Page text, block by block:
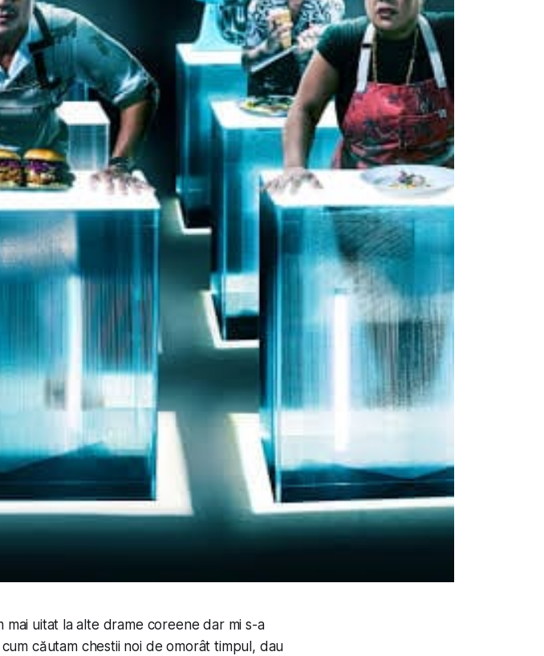
mai uitat la alte drame coreene dar mi s-a
căutam chestii noi de omorât timpul, dau